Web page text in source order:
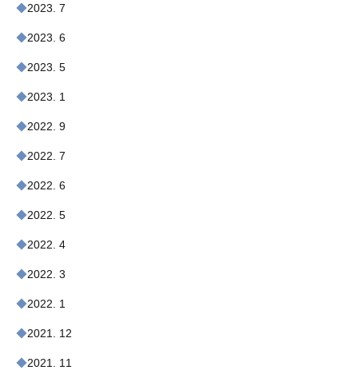
2023. 7
2023. 6
2023. 5
2023. 1
2022. 9
2022. 7
2022. 6
2022. 5
2022. 4
2022. 3
2022. 1
2021. 12
2021. 11